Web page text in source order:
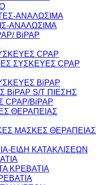
ΑΝΑΛΩΣΙΜΑ
ΑΝΑΛΩΣΙΜΑ
BiPAP
CPAP
ΣΥΣΚΕΥΕΣ CPAP
BiPAP
BiPAP S/T ΠΙΕΣΗΣ
BiPAP
ΘΕΡΑΠΕΙΑΣ
ΜΑΣΚΕΣ ΘΕΡΑΠΕΙΑΣ
ΕΙΔΗ ΚΑΤΑΚΛΙΣΕΩΝ
ΚΡΕΒΑΤΙΑ